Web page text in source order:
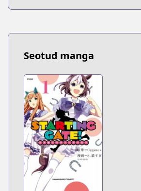
Seotud manga